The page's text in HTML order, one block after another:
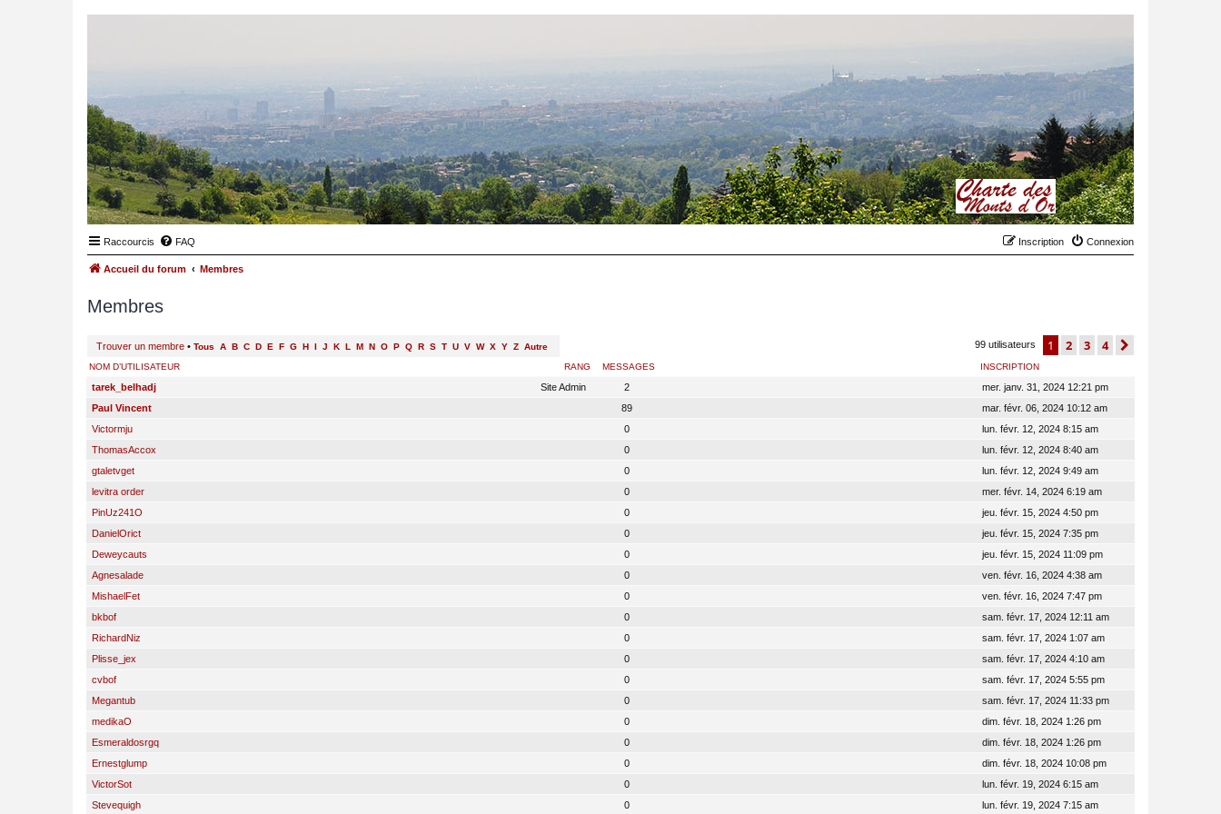
Raccourcis FAQ Connexion
Inscription
Accueil du forum Membres
Membres
Trouver un membre • Tous A B C D E F G H I J K L M N O P Q R S T U V W X Y Z Autre 99 utilisateurs 1 2 3 4
RANG
NOM D’UTILISATEUR MESSAGES INSCRIPTION
Site Admin
tarek_belhadj 2
mer. janv. 31, 2024 12:21 pm
Paul Vincent
89
mar. févr. 06, 2024 10:12 am
Victormju
0
lun. févr. 12, 2024 8:15 am
ThomasAccox
0
lun. févr. 12, 2024 8:40 am
gtaletvget
0
lun. févr. 12, 2024 9:49 am
levitra order
0
mer. févr. 14, 2024 6:19 am
PinUz241O
0
jeu. févr. 15, 2024 4:50 pm
DanielOrict
0
jeu. févr. 15, 2024 7:35 pm
Deweycauts
0
jeu. févr. 15, 2024 11:09 pm
Agnesalade
0
ven. févr. 16, 2024 4:38 am
MishaelFet
0
ven. févr. 16, 2024 7:47 pm
bkbof
0
sam. févr. 17, 2024 12:11 am
RichardNiz
0
sam. févr. 17, 2024 1:07 am
Plisse_jex
0
sam. févr. 17, 2024 4:10 am
cvbof
0
sam. févr. 17, 2024 5:55 pm
Megantub
0
sam. févr. 17, 2024 11:33 pm
medikaO
0
dim. févr. 18, 2024 1:26 pm
Esmeraldosrgq
0
dim. févr. 18, 2024 1:26 pm
Ernestglump
0
dim. févr. 18, 2024 10:08 pm
VictorSot
0
lun. févr. 19, 2024 6:15 am
Stevequigh
0 lun. févr. 19, 2024 7:15 am